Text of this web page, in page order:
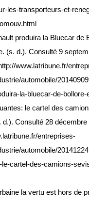
les-transporteurs-et-
produira la Bluecar de
(s. d.). Consulté 9
www.latribune.fr/
automobile/
la-bluecar-de-bollore-
le cartel des
d.). Consulté 28 décembre
entreprises-
automobile/
le-cartel-des-camions-
la vertu est hors de